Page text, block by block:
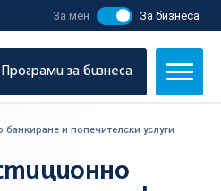
За мен За бизнеса
Програми за бизнеса
и попечителски услуги